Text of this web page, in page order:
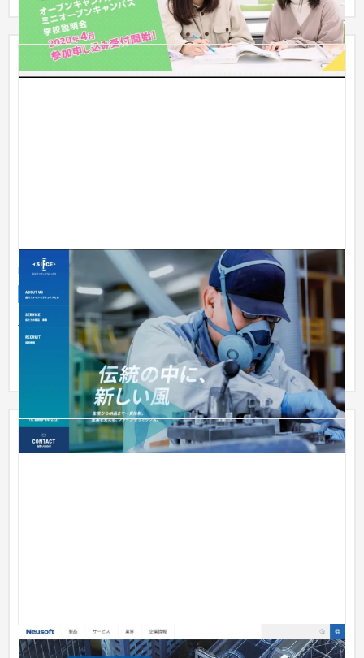
品川ファインセラミックス様
企業サイト 製造業 101〜150万円
半導体製造装置やエンジン部品など、様々な分野で使用される
ファインセラミックス製品を製造する会社様。 今回のリニュー
Neusoft Japan 株式会社様